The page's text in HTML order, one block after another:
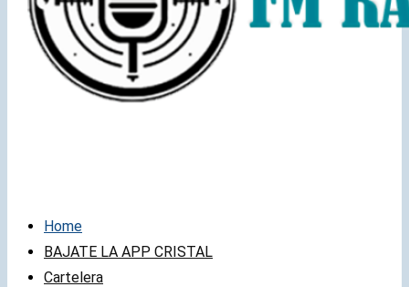
Home
BAJATE LA APP CRISTAL
Cartelera